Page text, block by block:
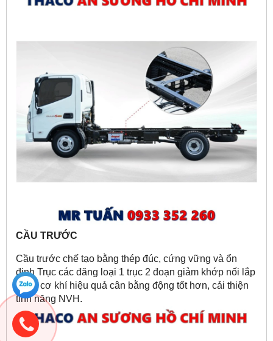
CẦU TRƯỚC
Cầu trước chế tạo bằng thép đúc, cứng vững và ổn
định Trục các đăng loại 1 trục 2 đoạn giảm khớp nối lắp
ghép cơ khí hiệu quả cân bằng động tốt hơn, cải thiện
tính năng NVH.